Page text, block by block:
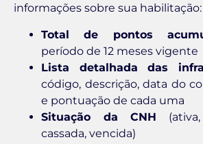
informações sobre sua habilitação:
Total de pontos
período de 12 meses vigente
Lista detalhada das
código, descrição, data do
e pontuação de cada uma
Situação da CNH (ativa,
cassada, vencida)